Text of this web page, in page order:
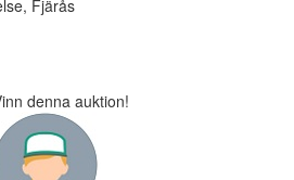
Fjärås
denna auktion!